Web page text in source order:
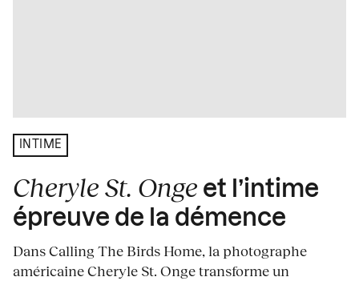
INTIME
Cheryle St. Onge et l’intime
épreuve de la démence
Dans Calling The Birds Home, la photographe
américaine Cheryle St. Onge transforme un